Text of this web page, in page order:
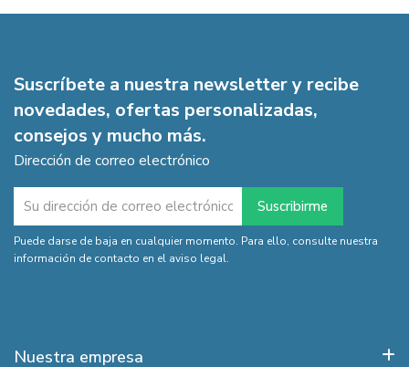
Suscríbete a nuestra newsletter y recibe
novedades, ofertas personalizadas,
consejos y mucho más.
Dirección de correo electrónico
Puede darse de baja en cualquier momento. Para ello, consulte nuestra
información de contacto en el aviso legal.
Nuestra empresa